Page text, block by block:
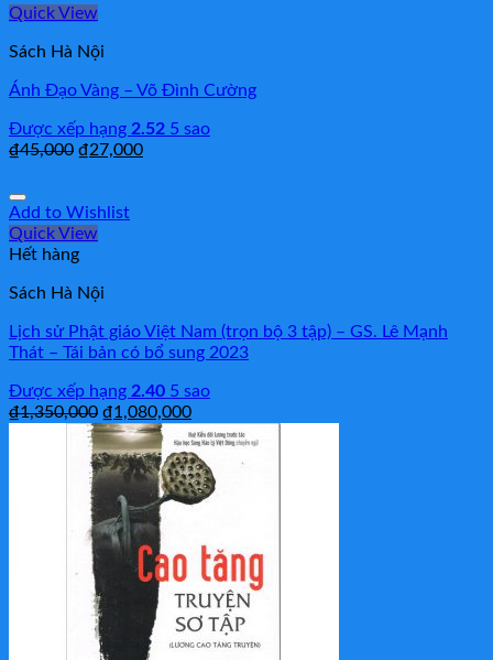
Quick View
Sách Hà Nội
Ánh Đạo Vàng – Võ Đình Cường
Được xếp hạng 2.52 5 sao
₫45,000 ₫27,000
Add to Wishlist
Quick View
Hết hàng
Sách Hà Nội
Lịch sử Phật giáo Việt Nam (trọn bộ 3 tập) – GS. Lê Mạnh
Thát – Tái bản có bổ sung 2023
Được xếp hạng 2.40 5 sao
₫1,350,000 ₫1,080,000